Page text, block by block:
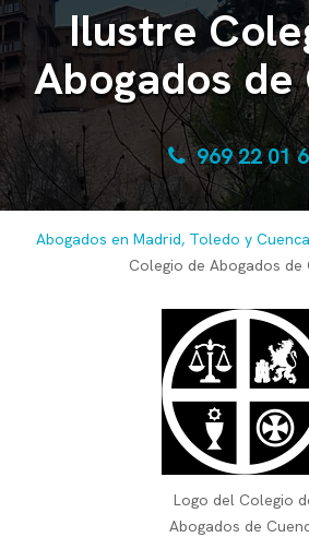
Ilustre
Abogados de
969 22 01
Abogados en Madrid, Toledo y Cuenca
Colegio de Abogados de
Logo del Colegio
Abogados de